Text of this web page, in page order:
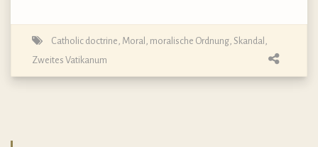
Catholic doctrine Moral moralische Ordnung Skandal
Zweites Vatikanum